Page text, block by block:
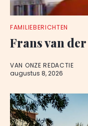
FAMILIEBERICHTEN
Frans van
VAN ONZE REDACTIE
augustus 8, 2026